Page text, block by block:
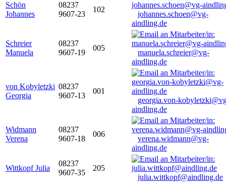
Schön
Johannes
08237
9607-23
102
johannes.schoen@vg-
aindling.de
Schreier
Manuela
08237
9607-19
005
manuela.schreier@vg-
aindling.de
von Kobyletzki
Georgia
08237
9607-13
001
georgia.von-
aindling.de
Widmann
Verena
08237
9607-18
006
verena.widmann@vg-
aindling.de
Wittkopf Julia
08237
9607-35
205
julia.wittkopf@aindling.de